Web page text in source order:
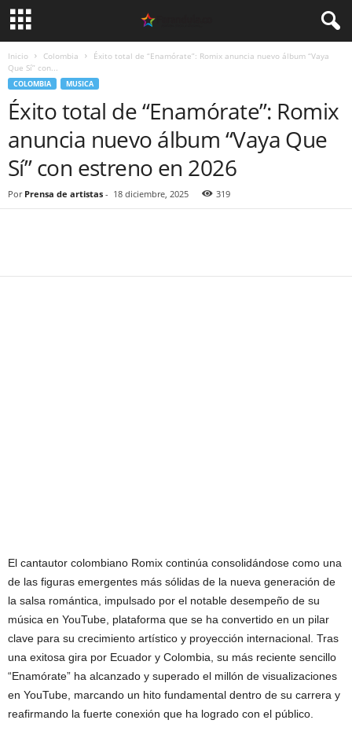
Inicio Colombia
Éxito total de “Enamórate”: Romix anuncia nuevo álbum “Vaya
Que Sí” con...
COLOMBIA MUSICA
Éxito total de “Enamórate”: Romix
anuncia nuevo álbum “Vaya Que
Sí” con estreno en 2026
Por Prensa de artistas - 18 diciembre, 2025 319
El cantautor colombiano Romix continúa consolidándose como una
de las figuras emergentes más sólidas de la nueva generación de
la salsa romántica, impulsado por el notable desempeño de su
música en YouTube, plataforma que se ha convertido en un pilar
clave para su crecimiento artístico y proyección internacional. Tras
una exitosa gira por Ecuador y Colombia, su más reciente sencillo
“Enamórate” ha alcanzado y superado el millón de visualizaciones
en YouTube, marcando un hito fundamental dentro de su carrera y
reafirmando la fuerte conexión que ha logrado con el público.